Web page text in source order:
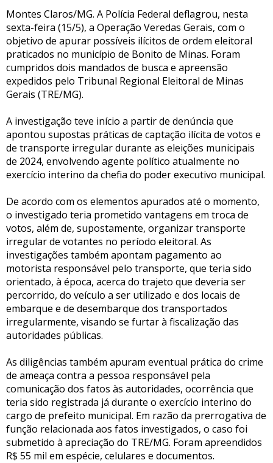
Montes Claros/MG. A Polícia Federal deflagrou, nesta
sexta-feira (15/5), a Operação Veredas Gerais, com o
objetivo de apurar possíveis ilícitos de ordem eleitoral
praticados no município de Bonito de Minas. Foram
cumpridos dois mandados de busca e apreensão
expedidos pelo Tribunal Regional Eleitoral de Minas
Gerais (TRE/MG).
A investigação teve início a partir de denúncia que
apontou supostas práticas de captação ilícita de votos e
de transporte irregular durante as eleições municipais
de 2024, envolvendo agente político atualmente no
exercício interino da chefia do poder executivo municipal.
De acordo com os elementos apurados até o momento,
o investigado teria prometido vantagens em troca de
votos, além de, supostamente, organizar transporte
irregular de votantes no período eleitoral. As
investigações também apontam pagamento ao
motorista responsável pelo transporte, que teria sido
orientado, à época, acerca do trajeto que deveria ser
percorrido, do veículo a ser utilizado e dos locais de
embarque e de desembarque dos transportados
irregularmente, visando se furtar à fiscalização das
autoridades públicas.
As diligências também apuram eventual prática do crime
de ameaça contra a pessoa responsável pela
comunicação dos fatos às autoridades, ocorrência que
teria sido registrada já durante o exercício interino do
cargo de prefeito municipal. Em razão da prerrogativa de
função relacionada aos fatos investigados, o caso foi
submetido à apreciação do TRE/MG. Foram apreendidos
R$ 55 mil em espécie, celulares e documentos.